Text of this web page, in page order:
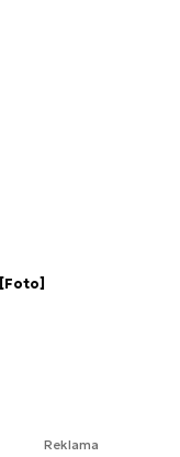
Reklama